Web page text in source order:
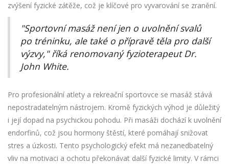
zvýšení fyzické zátěže, což je klíčové pro vyvarování se zranění.
"Sportovní masáž není jen o uvolnění svalů
po tréninku, ale také o přípravě těla pro další
výzvy," říká renomovaný fyzioterapeut Dr.
John White.
Pro profesionální atlety a rekreační sportovce se masáž stává
nepostradatelným nástrojem. Kromě fyzických výhod je důležitý
i její dopad na psychickou pohodu. Při masáži dochází k uvolnění
endorfinů, což jsou hormony štěstí, které pomáhají snižovat
stres a úzkosti. Tento psychologický efekt má nezanedbatelný
vliv na motivaci a ochotu překonávat další fyzické limity. V rámci